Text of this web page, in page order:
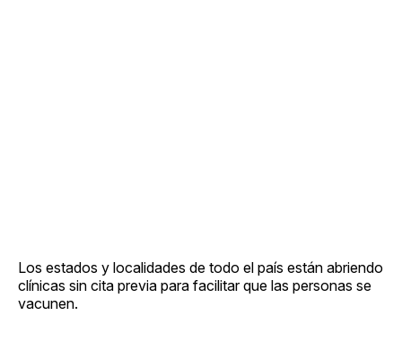
Los estados y localidades de todo el país están abriendo
clínicas sin cita previa para facilitar que las personas se
vacunen.